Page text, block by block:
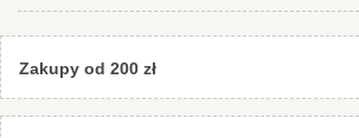
Zakupy od 200 zł